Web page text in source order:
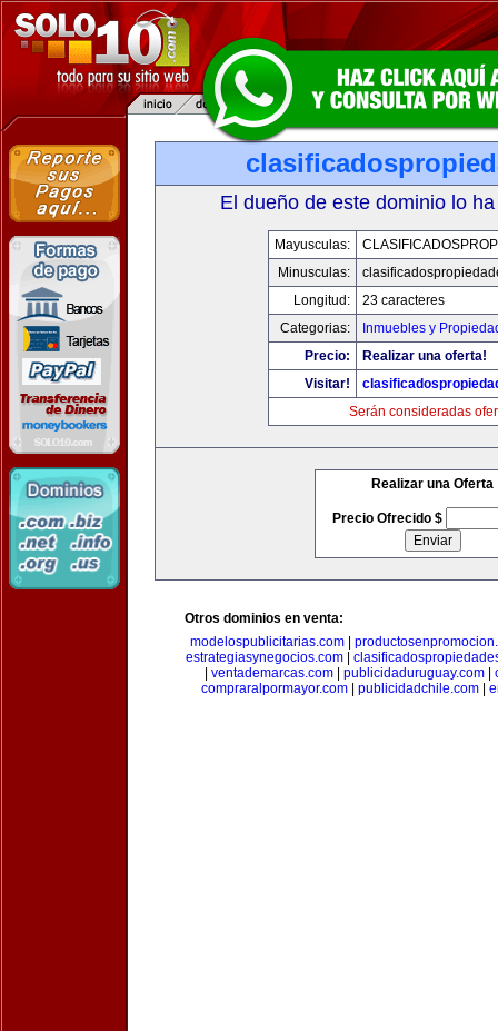
El dueño de este dominio lo
Mayusculas:
Minusculas:
Longitud:
23 caracteres
Categorias:
Inmuebles y
Precio:
Realizar una oferta!
Visitar!
Serán consideradas
Realizar una Oferta
Precio Ofrecido $
Otros dominios en venta:
modelospublicitarias.com
estrategiasynegocios.com|
ventademarcas.com publicidaduruguay.com
compraralpormayor.com| publicidadchile.com|